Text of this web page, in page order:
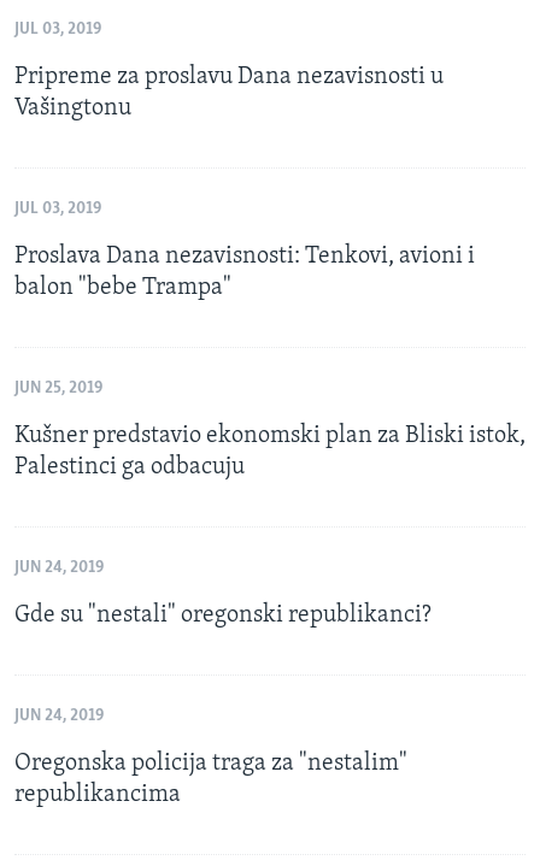
JUL 03, 2019
Pripreme za proslavu Dana nezavisnosti u
Vašingtonu
JUL 03, 2019
Proslava Dana nezavisnosti: Tenkovi, avioni i
balon "bebe Trampa"
JUN 25, 2019
Kušner predstavio ekonomski plan za Bliski istok,
Palestinci ga odbacuju
JUN 24, 2019
Gde su "nestali" oregonski republikanci?
JUN 24, 2019
Oregonska policija traga za "nestalim"
republikancima